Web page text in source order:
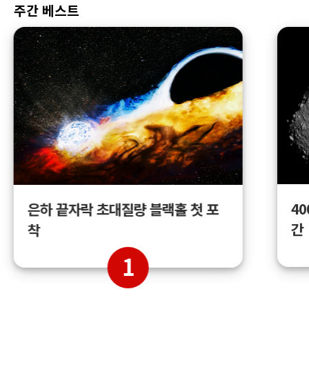
주간 베스트
은하 끝자락 초대질량 블랙홀 첫 포
착
1
간